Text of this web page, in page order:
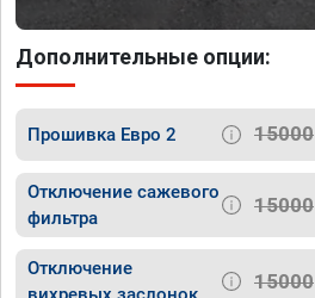
Дополнительные опции:
Прошивка Евро 2 15000
Отключение сажевого
фильтра
15000
Отключение
15000